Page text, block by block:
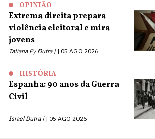
OPINIÃO
Extrema direita prepara
violência eleitoral e mira
jovens
Tatiana Py Dutra | 05 AGO 2026
HISTÓRIA
Espanha: 90 anos da Guerra
Civil
Israel Dutra | 05 AGO 2026